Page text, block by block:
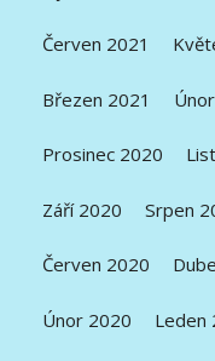
Červen 2021
Březen 2021
Prosinec 2020
Září 2020 Srpen
Červen 2020
Únor 2020 Leden